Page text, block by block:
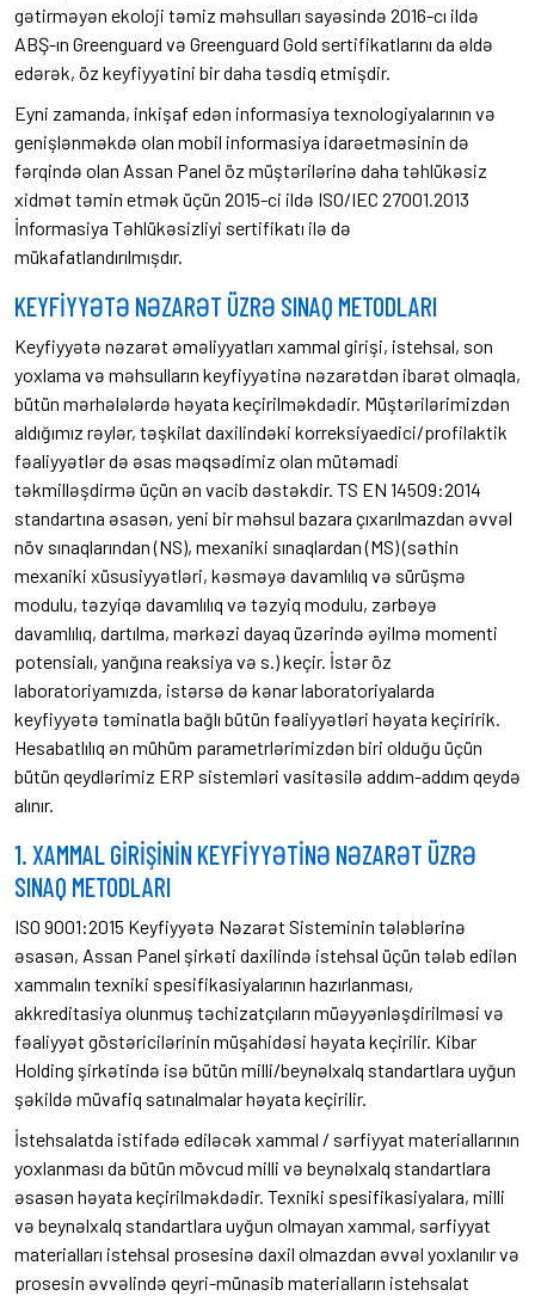
gətirməyən ekoloji təmiz məhsulları sayəsində 2016-cı ildə
ABŞ-ın Greenguard və Greenguard Gold sertifikatlarını da əldə
edərək, öz keyfiyyətini bir daha təsdiq etmişdir.
Eyni zamanda, inkişaf edən informasiya texnologiyalarının və
genişlənməkdə olan mobil informasiya idarəetməsinin də
fərqində olan Assan Panel öz müştərilərinə daha təhlükəsiz
xidmət təmin etmək üçün 2015-ci ildə ISO/IEC 27001.2013
İnformasiya Təhlükəsizliyi sertifikatı ilə də
mükafatlandırılmışdır.
KEYFİYYƏTƏ NƏZARƏT ÜZRƏ SINAQ METODLARI
Keyfiyyətə nəzarət əməliyyatları xammal girişi, istehsal, son
yoxlama və məhsulların keyfiyyətinə nəzarətdən ibarət olmaqla,
bütün mərhələlərdə həyata keçirilməkdədir. Müştərilərimizdən
aldığımız rəylər, təşkilat daxilindəki korreksiyaedici/profilaktik
fəaliyyətlər də əsas məqsədimiz olan mütəmadi
təkmilləşdirmə üçün ən vacib dəstəkdir. TS EN 14509:2014
standartına əsasən, yeni bir məhsul bazara çıxarılmazdan əvvəl
növ sınaqlarından (NS), mexaniki sınaqlardan (MS) (səthin
mexaniki xüsusiyyətləri, kəsməyə davamlılıq və sürüşmə
modulu, təzyiqə davamlılıq və təzyiq modulu, zərbəyə
davamlılıq, dartılma, mərkəzi dayaq üzərində əyilmə momenti
potensialı, yanğına reaksiya və s.) keçir. İstər öz
laboratoriyamızda, istərsə də kənar laboratoriyalarda
keyfiyyətə təminatla bağlı bütün fəaliyyətləri həyata keçiririk.
Hesabatlılıq ən mühüm parametrlərimizdən biri olduğu üçün
bütün qeydlərimiz ERP sistemləri vasitəsilə addım-addım qeydə
alınır.
1. XAMMAL GİRİŞİNİN KEYFİYYƏTİNƏ NƏZARƏT ÜZRƏ
SINAQ METODLARI
ISO 9001:2015 Keyfiyyətə Nəzarət Sisteminin tələblərinə
əsasən, Assan Panel şirkəti daxilində istehsal üçün tələb edilən
xammalın texniki spesifikasiyalarının hazırlanması,
akkreditasiya olunmuş təchizatçıların müəyyənləşdirilməsi və
fəaliyyət göstəricilərinin müşahidəsi həyata keçirilir. Kibar
Holding şirkətində isə bütün milli/beynəlxalq standartlara uyğun
şəkildə müvafiq satınalmalar həyata keçirilir.
İstehsalatda istifadə ediləcək xammal / sərfiyyat materiallarının
yoxlanması da bütün mövcud milli və beynəlxalq standartlara
əsasən həyata keçirilməkdədir. Texniki spesifikasiyalara, milli
və beynəlxalq standartlara uyğun olmayan xammal, sərfiyyat
materialları istehsal prosesinə daxil olmazdan əvvəl yoxlanılır və
prosesin əvvəlində qeyri-münasib materialların istehsalat